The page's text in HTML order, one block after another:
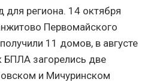
для региона. 14 октября
Первомайского
11 домов, в августе
БПЛА загорелись две
и Мичуринском